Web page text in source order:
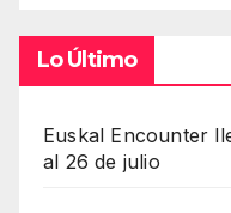
Lo Último
Euskal Encounter
al 26 de julio